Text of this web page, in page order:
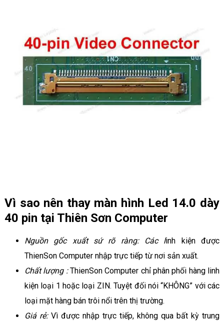
Vì sao nên thay màn hình Led 14.0 dày
40 pin tại Thiên Sơn Computer
Nguồn gốc xuẩt sứ rõ ràng: Các linh kiện được
ThienSon Computer nhập trực tiếp từ nơi sản xuất.
Chất lượng :ThienSon Computer chỉ phân phối hàng linh
kiện loại 1 hoặc loại ZIN. Tuyệt đối nói “KHÔNG” với các
loại mặt hàng bán trôi nổi trên thị trường.
Giá rẻ: Vì được nhập trực tiếp, không qua bất kỳ trung